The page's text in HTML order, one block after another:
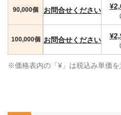
90,000個 お問合せください
100,000個 お問合せください
※価格表内の「¥」は税込み単価を